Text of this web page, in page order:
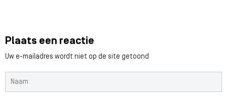
Plaats een reactie
Uw e-mailadres wordt niet op de site getoond